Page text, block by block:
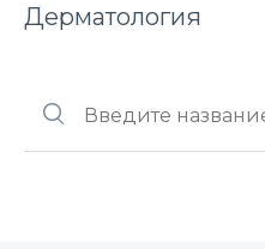
Дерматология